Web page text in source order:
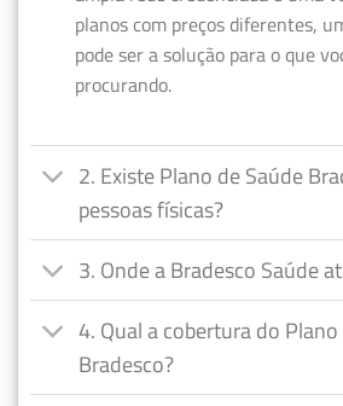
planos com preços diferentes,
pode ser a solução para o que
procurando.
2. Existe Plano de Saúde
pessoas físicas?
3. Onde a Bradesco Saúde
4. Qual a cobertura do
Bradesco?